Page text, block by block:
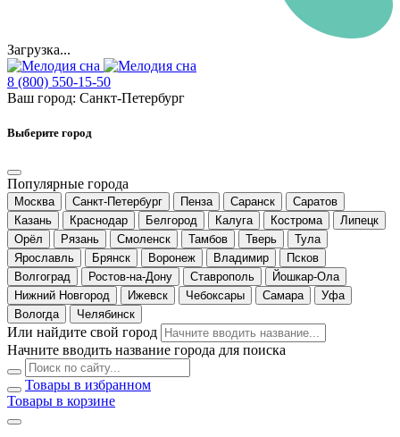
Загрузка...
8 (800) 550-15-50
Ваш город: Санкт-Петербург
Выберите город
Популярные города
Москва Санкт-Петербург Пенза Саранск
Саратов
Казань
Краснодар Белгород Калуга Кострома
Липецк
Орёл
Рязань Смоленск Тамбов Тверь
Тула
Ярославль
Брянск Воронеж Владимир
Псков
Волгоград
Ростов-на-Дону Ставрополь
Йошкар-Ола
Нижний Новгород
Ижевск Чебоксары Самара
Уфа
Вологда
Челябинск
Или найдите свой город
Начните вводить название города для поиска
Товары в избранном
Товары в корзине